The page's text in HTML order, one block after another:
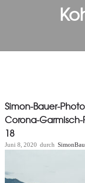
Simon-Bauer-
Corona-
18
Juni 8, 2020 durch